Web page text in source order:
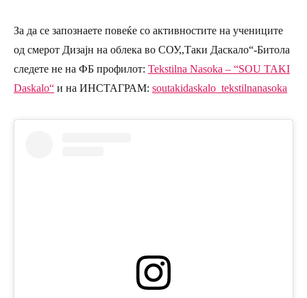
За да се запознаете повеќе со активностите на учениците
од смерот Дизајн на облека во СОУ,,Таки Даскало“-Битола
следете не на ФБ профилот: Tekstilna Nasoka – “SOU TAKI
Daskalo“ и на ИНСТАГРАМ: soutakidaskalo_tekstilnanasoka